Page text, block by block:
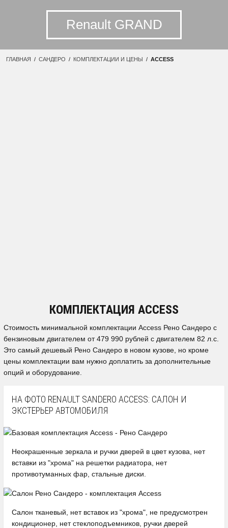
Renault GRAND
ГЛАВНАЯ / САНДЕРО / КОМПЛЕКТАЦИИ И ЦЕНЫ / ACCESS
КОМПЛЕКТАЦИЯ ACCESS
Стоимость минимальной комплектации Access Рено Сандеро с
бензиновым двигателем от 479 990 рублей с двигателем 82 л.с.
Это самый дешевый Рено Сандеро в новом кузове, но кроме
цены комплектации вам нужно доплатить за дополнительные
опций и оборудование.
НА ФОТО RENAULT SANDERO ACCESS: САЛОН И
ЭКСТЕРЬЕР АВТОМОБИЛЯ
Неокрашенные зеркала и ручки дверей в цвет кузова, нет
вставки из "хрома" на решетки радиатора, нет
противотуманных фар, стальные диски.
Салон тканевый, нет вставок из "хрома", не предусмотрен
кондиционер, нет стеклоподъемников, ручки дверей